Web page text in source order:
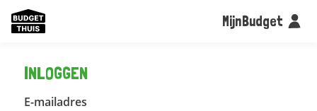
MijnBudget
INLOGGEN
E-mailadres